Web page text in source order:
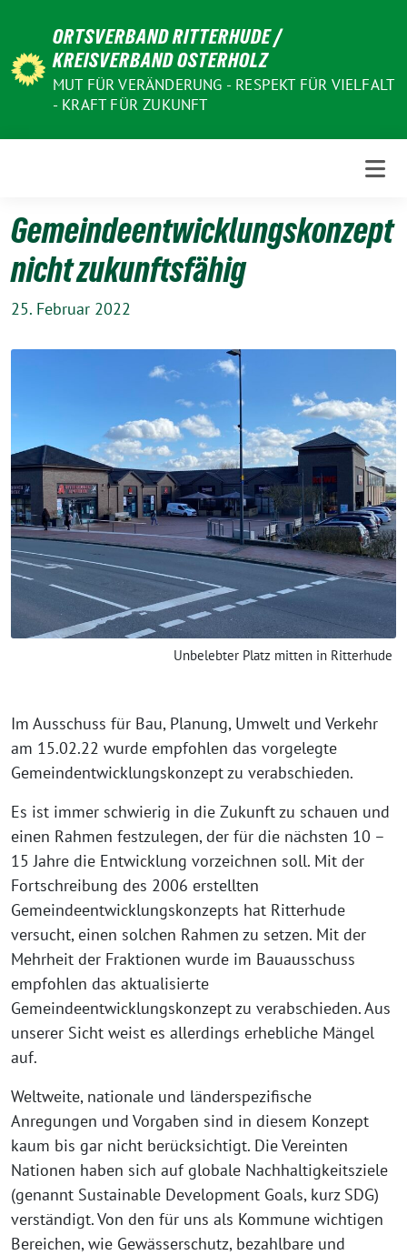
Inhalt
ORTSVERBAND RITTERHUDE /
KREISVERBAND OSTERHOLZ
MUT FÜR VERÄNDERUNG - RESPEKT FÜR VIELFALT
- KRAFT FÜR ZUKUNFT
Gemeindeentwicklungskonzept
nicht zukunftsfähig
25. Februar 2022
Unbelebter Platz mitten in Ritterhude
Im Ausschuss für Bau, Planung, Umwelt und Verkehr
am 15.02.22 wurde empfohlen das vorgelegte
Gemeindentwicklungskonzept zu verabschieden.
Es ist immer schwierig in die Zukunft zu schauen und
einen Rahmen festzulegen, der für die nächsten 10 –
15 Jahre die Entwicklung vorzeichnen soll. Mit der
Fortschreibung des 2006 erstellten
Gemeindeentwicklungskonzepts hat Ritterhude
versucht, einen solchen Rahmen zu setzen. Mit der
Mehrheit der Fraktionen wurde im Bauausschuss
empfohlen das aktualisierte
Gemeindeentwicklungskonzept zu verabschieden. Aus
unserer Sicht weist es allerdings erhebliche Mängel
auf.
Weltweite, nationale und länderspezifische
Anregungen und Vorgaben sind in diesem Konzept
kaum bis gar nicht berücksichtigt. Die Vereinten
Nationen haben sich auf globale Nachhaltigkeitsziele
(genannt Sustainable Development Goals, kurz SDG)
verständigt. Von den für uns als Kommune wichtigen
Bereichen, wie Gewässerschutz, bezahlbare und